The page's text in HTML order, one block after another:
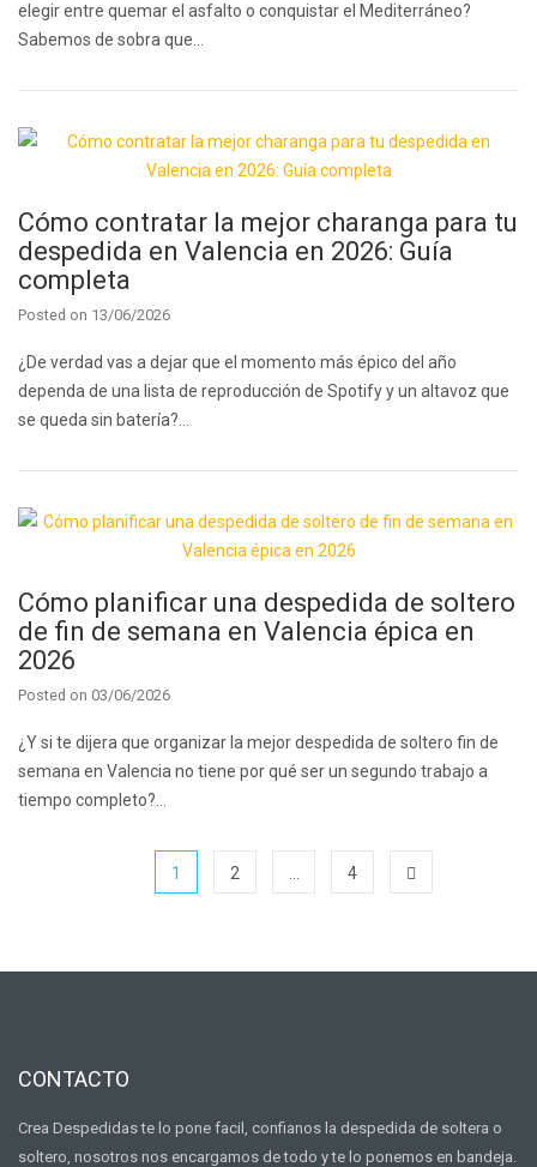
elegir entre quemar el asfalto o conquistar el Mediterráneo?
Sabemos de sobra que…
Cómo contratar la mejor charanga para tu
despedida en Valencia en 2026: Guía
completa
Posted on 13/06/2026
¿De verdad vas a dejar que el momento más épico del año
dependa de una lista de reproducción de Spotify y un altavoz que
se queda sin batería?…
Cómo planificar una despedida de soltero
de fin de semana en Valencia épica en
2026
Posted on 03/06/2026
¿Y si te dijera que organizar la mejor despedida de soltero fin de
semana en Valencia no tiene por qué ser un segundo trabajo a
tiempo completo?…
1 2 4
CONTACTO
Crea Despedidas te lo pone facil, confianos la despedida de soltera o
soltero, nosotros nos encargamos de todo y te lo ponemos en bandeja.